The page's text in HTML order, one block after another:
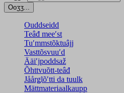
Ooʒʒ...
Ouddseidd
Teâđ meeʹst
Tuʹmmstõktuâjj
Vasttõsvuuʹd
Ääiʹjpoddsaž
Õhttvuõtt-teâđ
Jåårǥlõʹtti da tuulk
Mättmateriaalkaupp